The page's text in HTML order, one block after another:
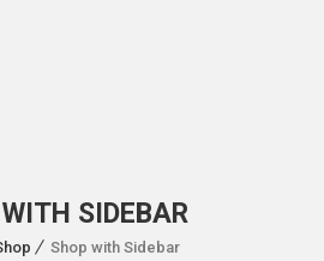
SIDEBAR
Shop with Sidebar